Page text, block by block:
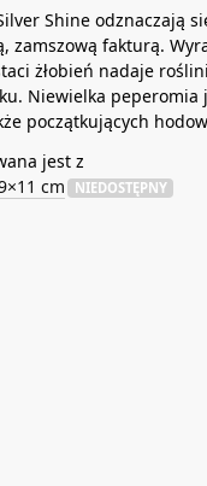
Shine odznaczają
zamszową fakturą.
żłobień nadaje
Niewielka peperomia
początkujących
jest z
cm
NIEDOSTĘPNY